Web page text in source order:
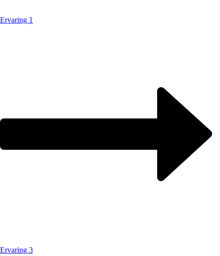
Ervaring 1
Ervaring 3